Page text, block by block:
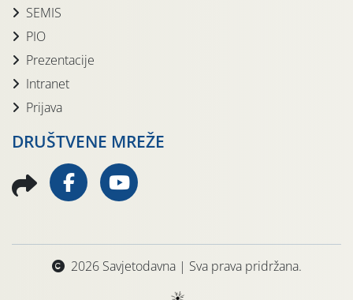
SEMIS
PIO
Prezentacije
Intranet
Prijava
DRUŠTVENE MREŽE
2026 Savjetodavna | Sva prava pridržana.